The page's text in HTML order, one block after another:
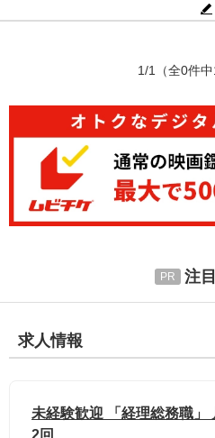
1/1 （全0件
注
求人情報
未経験歓迎 「経理総務職」
2回